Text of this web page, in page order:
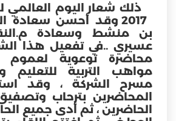
ذلك شعار اليوم العالمي
2017 وقد أحسن
بن منشط وسعادة
عسيري ..في تفعيل هذا
محاضرة توعوية
مواهب التربية للتعليم
مسرح الشركة ، وقد
المحاضرين بترحاب
الحاضرين ، ثم أدى جميع